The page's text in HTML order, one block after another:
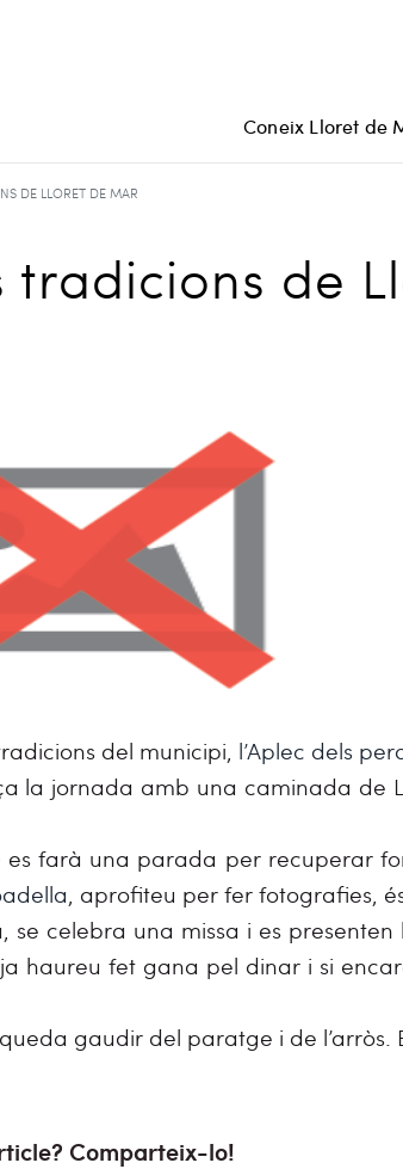
Coneix Lloret de
DE LLORET DE MAR
tradicions de
del municipi, l’Aplec dels
la jornada amb una caminada de
es farà una parada per recuperar
, aprofiteu per fer fotografies,
se celebra una missa i es
haureu fet gana pel dinar i si
gaudir del paratge i de l’arròs.
Comparteix-lo!